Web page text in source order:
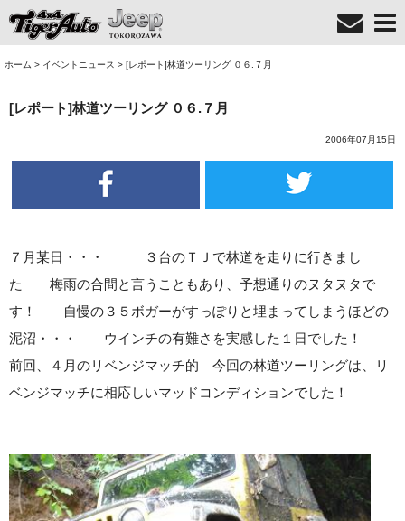
ホーム > イベントニュース > [レポート]林道ツーリング ０６.７月
[レポート]林道ツーリング ０６.７月
2006年07月15日
７月某日・・・ ３台のＴＪで林道を走りに行きまし
た 梅雨の合間と言うこともあり、予想通りのヌタヌタで
す！ 自慢の３５ボガーがすっぽりと埋まってしまうほどの
泥沼・・・ ウインチの有難さを実感した１日でした！
前回、４月のリベンジマッチ的 今回の林道ツーリングは、リ
ベンジマッチに相応しいマッドコンディションでした！